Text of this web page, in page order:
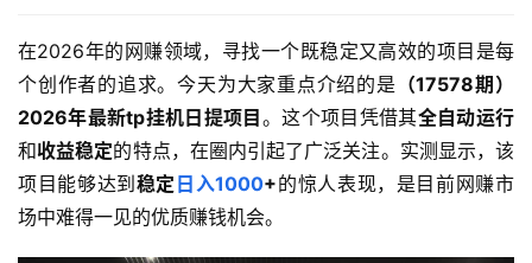
在2026年的网赚领域，寻找一个既稳定又高效的项目是每
个创作者的追求。今天为大家重点介绍的是 （17578期）
2026年最新tp挂机日提项目 。这个项目凭借其全自动运行
和收益稳定的特点，在圈内引起了广泛关注。实测显示，该
项目能够达到 稳定 日入1000+的惊人表现，是目前网赚市
场中难得一见的优质赚钱机会。